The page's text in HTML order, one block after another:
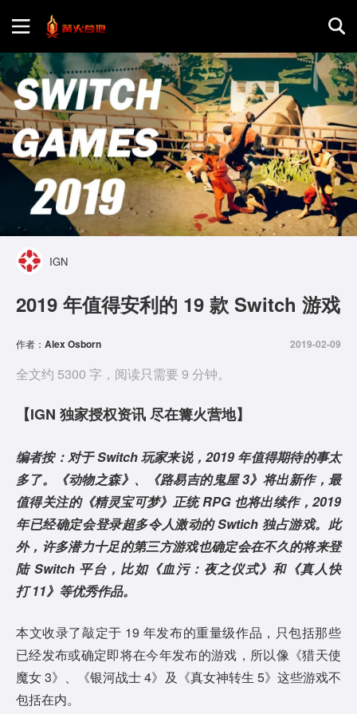
首页
游戏评测
地图攻略
IGN
2019 年值得安利的 19 款 Switch 游戏
作者： Alex Osborn 2019-02-09
全文约 5300 字，阅读只需要 9 分钟。
【IGN 独家授权资讯 尽在篝火营地】
编者按：对于 Switch 玩家来说，2019 年值得期待的事太
多了。《动物之森》、《路易吉的鬼屋 3》将出新作，最
值得关注的《精灵宝可梦》正统 RPG 也将出续作，2019
年已经确定会登录超多令人激动的 Swtich 独占游戏。此
外，许多潜力十足的第三方游戏也确定会在不久的将来登
陆 Switch 平台，比如《血污：夜之仪式》和《真人快
打 11》等优秀作品。
本文收录了敲定于 19 年发布的重量级作品，只包括那些
已经发布或确定即将在今年发布的游戏，所以像《猎天使
魔女 3》、《银河战士 4》及《真女神转生 5》这些游戏不
包括在内。